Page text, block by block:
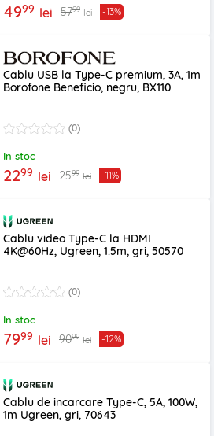
4999 lei 5799 lei -13%
Cablu USB la Type-C premium, 3A, 1m
Borofone Beneficio, negru, BX110
(0)
In stoc
2299 lei 2599 lei -11%
Cablu video Type-C la HDMI
4K@60Hz, Ugreen, 1.5m, gri, 50570
(0)
In stoc
7999 lei 9099 lei -12%
Cablu de incarcare Type-C, 5A, 100W,
1m Ugreen, gri, 70643